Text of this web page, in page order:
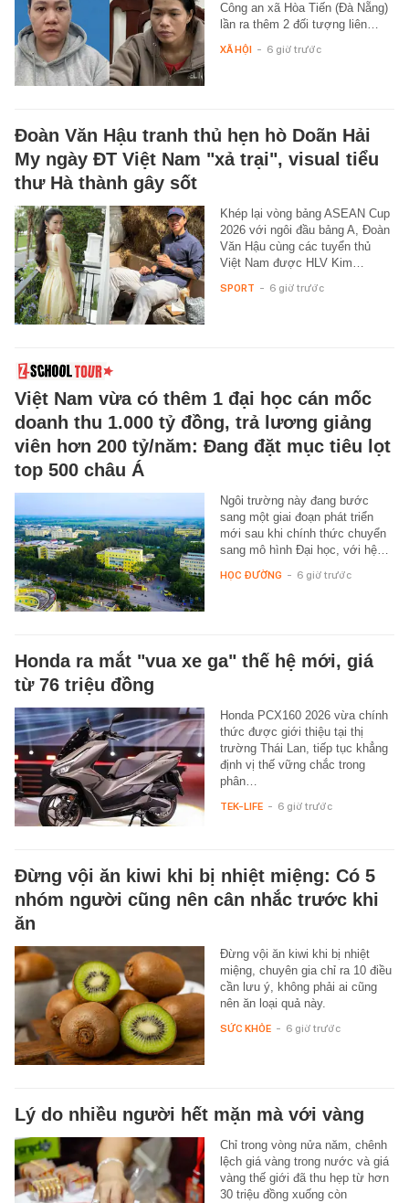
Công an xã Hòa Tiến (Đà Nẵng)
lần ra thêm 2 đối tượng liên…
XÃ HỘI - 6 giờ trước
Đoàn Văn Hậu tranh thủ hẹn hò Doãn Hải
My ngày ĐT Việt Nam "xả trại", visual tiểu
thư Hà thành gây sốt
Khép lại vòng bảng ASEAN Cup
2026 với ngôi đầu bảng A, Đoàn
Văn Hậu cùng các tuyển thủ
Việt Nam được HLV Kim…
SPORT - 6 giờ trước
Việt Nam vừa có thêm 1 đại học cán mốc
doanh thu 1.000 tỷ đồng, trả lương giảng
viên hơn 200 tỷ/năm: Đang đặt mục tiêu lọt
top 500 châu Á
Ngôi trường này đang bước
sang một giai đoạn phát triển
mới sau khi chính thức chuyển
sang mô hình Đại học, với hệ…
HỌC ĐƯỜNG - 6 giờ trước
Honda ra mắt "vua xe ga" thế hệ mới, giá
từ 76 triệu đồng
Honda PCX160 2026 vừa chính
thức được giới thiệu tại thị
trường Thái Lan, tiếp tục khẳng
định vị thế vững chắc trong
phân…
TEK-LIFE - 6 giờ trước
Đừng vội ăn kiwi khi bị nhiệt miệng: Có 5
nhóm người cũng nên cân nhắc trước khi
ăn
Đừng vội ăn kiwi khi bị nhiệt
miệng, chuyên gia chỉ ra 10 điều
cần lưu ý, không phải ai cũng
nên ăn loại quả này.
SỨC KHỎE - 6 giờ trước
Lý do nhiều người hết mặn mà với vàng
Chỉ trong vòng nửa năm, chênh
lệch giá vàng trong nước và giá
vàng thế giới đã thu hẹp từ hơn
30 triệu đồng xuống còn